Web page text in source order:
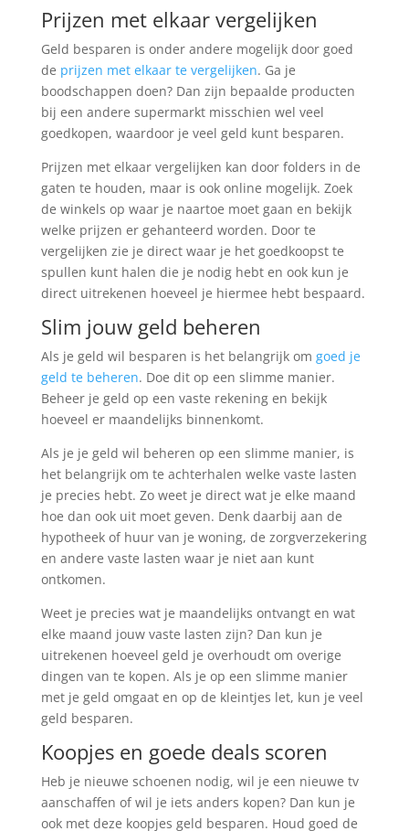
Prijzen met elkaar vergelijken
Geld besparen is onder andere mogelijk door goed
de prijzen met elkaar te vergelijken. Ga je
boodschappen doen? Dan zijn bepaalde producten
bij een andere supermarkt misschien wel veel
goedkopen, waardoor je veel geld kunt besparen.
Prijzen met elkaar vergelijken kan door folders in de
gaten te houden, maar is ook online mogelijk. Zoek
de winkels op waar je naartoe moet gaan en bekijk
welke prijzen er gehanteerd worden. Door te
vergelijken zie je direct waar je het goedkoopst te
spullen kunt halen die je nodig hebt en ook kun je
direct uitrekenen hoeveel je hiermee hebt bespaard.
Slim jouw geld beheren
Als je geld wil besparen is het belangrijk om goed je
geld te beheren. Doe dit op een slimme manier.
Beheer je geld op een vaste rekening en bekijk
hoeveel er maandelijks binnenkomt.
Als je je geld wil beheren op een slimme manier, is
het belangrijk om te achterhalen welke vaste lasten
je precies hebt. Zo weet je direct wat je elke maand
hoe dan ook uit moet geven. Denk daarbij aan de
hypotheek of huur van je woning, de zorgverzekering
en andere vaste lasten waar je niet aan kunt
ontkomen.
Weet je precies wat je maandelijks ontvangt en wat
elke maand jouw vaste lasten zijn? Dan kun je
uitrekenen hoeveel geld je overhoudt om overige
dingen van te kopen. Als je op een slimme manier
met je geld omgaat en op de kleintjes let, kun je veel
geld besparen.
Koopjes en goede deals scoren
Heb je nieuwe schoenen nodig, wil je een nieuwe tv
aanschaffen of wil je iets anders kopen? Dan kun je
ook met deze koopjes geld besparen. Houd goed de